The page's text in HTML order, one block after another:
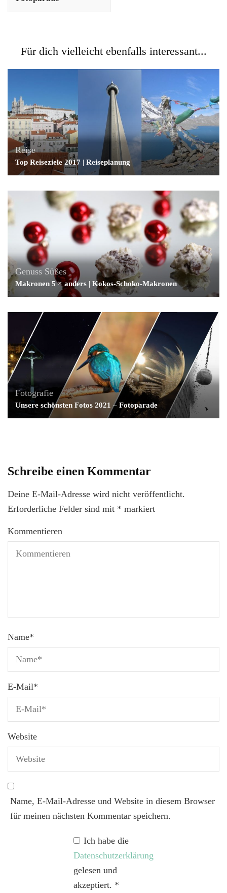
Für dich vielleicht ebenfalls interessant...
Reise
Top Reiseziele 2017 | Reiseplanung
Genuss Süßes
Makronen 5 × anders | Kokos-Schoko-Makronen
Fotografie
Unsere schönsten Fotos 2021 – Fotoparade
Schreibe einen Kommentar
Deine E-Mail-Adresse wird nicht veröffentlicht.
Erforderliche Felder sind mit * markiert
Kommentieren
Name*
E-Mail*
Website
Name, E-Mail-Adresse und Website in diesem Browser
für meinen nächsten Kommentar speichern.
Ich habe die
Datenschutzerklärung
gelesen und
akzeptiert. *